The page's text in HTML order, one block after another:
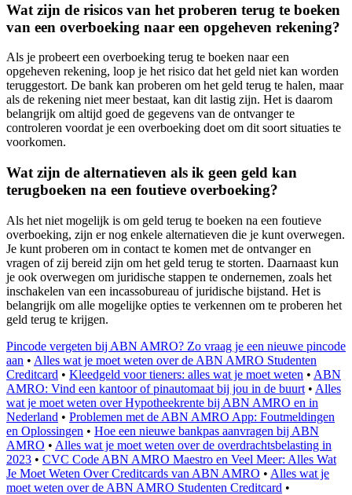
Wat zijn de risicos van het proberen terug te boeken
van een overboeking naar een opgeheven rekening?
Als je probeert een overboeking terug te boeken naar een
opgeheven rekening, loop je het risico dat het geld niet kan worden
teruggestort. De bank kan proberen om het geld terug te halen, maar
als de rekening niet meer bestaat, kan dit lastig zijn. Het is daarom
belangrijk om altijd goed de gegevens van de ontvanger te
controleren voordat je een overboeking doet om dit soort situaties te
voorkomen.
Wat zijn de alternatieven als ik geen geld kan
terugboeken na een foutieve overboeking?
Als het niet mogelijk is om geld terug te boeken na een foutieve
overboeking, zijn er nog enkele alternatieven die je kunt overwegen.
Je kunt proberen om in contact te komen met de ontvanger en
vragen of zij bereid zijn om het geld terug te storten. Daarnaast kun
je ook overwegen om juridische stappen te ondernemen, zoals het
inschakelen van een incassobureau of juridische bijstand. Het is
belangrijk om alle mogelijke opties te verkennen om te proberen het
geld terug te krijgen.
Pincode vergeten bij ABN AMRO? Zo vraag je een nieuwe pincode
aan • Alles wat je moet weten over de ABN AMRO Studenten
Creditcard • Kleedgeld voor tieners: alles wat je moet weten • ABN
AMRO: Vind een kantoor of pinautomaat bij jou in de buurt • Alles
wat je moet weten over Hypotheekrente bij ABN AMRO en in
Nederland • Problemen met de ABN AMRO App: Foutmeldingen
en Oplossingen • Hoe een nieuwe bankpas aanvragen bij ABN
AMRO • Alles wat je moet weten over de overdrachtsbelasting in
2023 • CVC Code ABN AMRO Maestro en Veel Meer: Alles Wat
Je Moet Weten Over Creditcards van ABN AMRO • Alles wat je
moet weten over de ABN AMRO Studenten Creditcard •